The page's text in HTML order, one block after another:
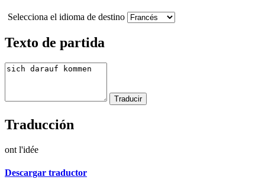
Selecciona el idioma de destino
Texto de partida
Traducción
ont l'idée
Descargar traductor